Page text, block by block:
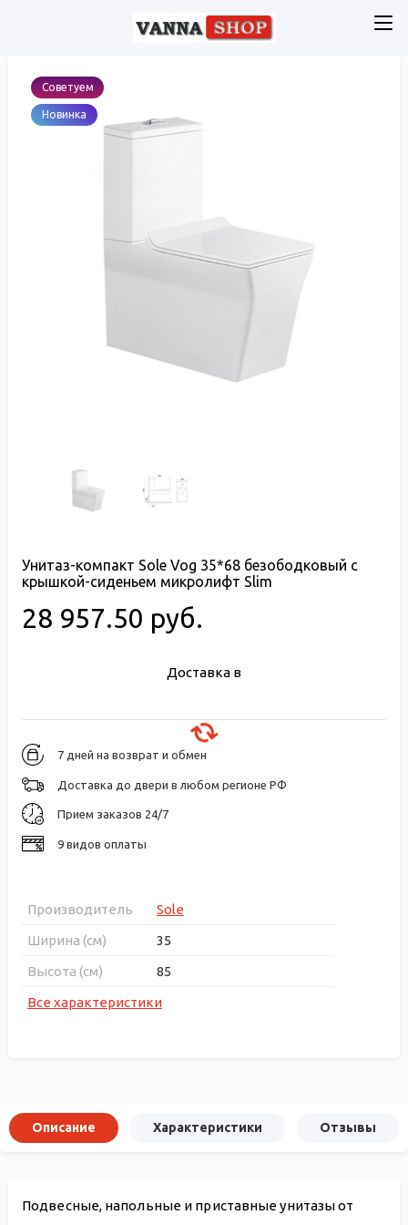
Советуем
Новинка
Унитаз-компакт Sole Vog 35*68 безободковый с
крышкой-сиденьем микролифт Slim
28 957.50 руб.
Доставка в
7 дней на возврат и обмен
Доставка до двери в любом регионе РФ
Прием заказов 24/7
9 видов оплаты
Производитель
Sole
Ширина (см)
35
Высота (см)
85
Все характеристики
Описание Характеристики Отзывы
Подвесные, напольные и приставные унитазы от